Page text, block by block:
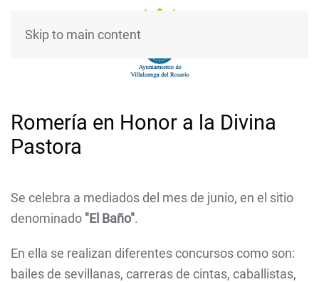
Skip to main content
Romería en Honor a la Divina
Pastora
Se celebra a mediados del mes de junio, en el sitio
denominado "El Baño".
En ella se realizan diferentes concursos como son:
bailes de sevillanas, carreras de cintas, caballistas,